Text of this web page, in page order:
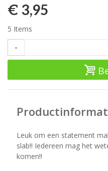
€ 3,95
5 Items
-
Leuk om een statement
slab!! Iedereen mag het
komen!!